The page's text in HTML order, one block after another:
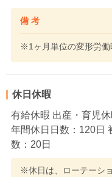
備 考
※1ヶ月単位の変形労働
休日休暇
有給休暇 出産・育児
年間休日日数：120日
数：20日
※休日は、ローテーシ